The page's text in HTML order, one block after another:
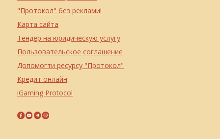
"Протокол" без реклами!
Карта сайта
Тендер на юридическую услугу
Пользовательское соглашение
Допомогти ресурсу "Протокол"
Кредит онлайн
iGaming Protocol